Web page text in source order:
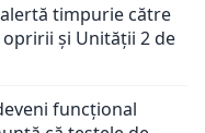
timpurie către
opririi și Unității 2 de
funcțional